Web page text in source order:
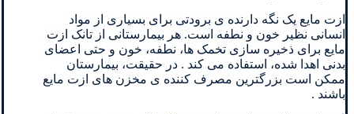
ازت مایع یک نگه دارنده ی برودتی برای بسیاری از مواد
انسانی نظیر خون و نطفه است. هر بیمارستانی از تانک ازت
مایع برای ذخیره سازی تخمک ها، نطفه، خون و حتی اعضای
بدنی اهدا شده، استفاده می کند . در حقیقت، بیمارستان
ممکن است بزرگترین مصرف کننده ی مخزن های ازت مایع
باشند .